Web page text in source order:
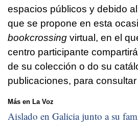
espacios públicos y debido
que se propone en esta
bookcrossing virtual, en el
centro participante
de su colección o do su
publicaciones, para
Más en La Voz
Aislado en Galicia junto a su